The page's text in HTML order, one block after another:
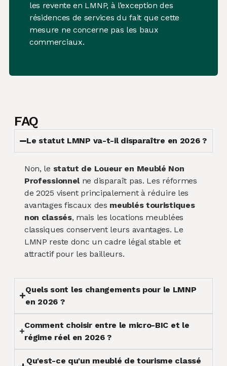
les revente en LMNP, à l’exception des
résidences de services du fait que cette
mesure ne concerne pas les baux
commerciaux.
FAQ
Le statut LMNP va-t-il disparaître en 2026 ?
Non, le statut de Loueur en Meublé Non
Professionnelne disparaît pas. Les réformes
de 2025 visent principalement à réduire les
avantages fiscaux des meublés touristiques
non classés, mais les locations meublées
classiques conservent leurs avantages. Le
LMNP reste donc un cadre légal stable et
attractif pour les bailleurs.
Quels sont les changements pour le LMNP
en 2026 ?
Comment choisir entre le micro-BIC et le
régime réel en 2026 ?
Qu'est-ce qu'un meublé de tourisme classé